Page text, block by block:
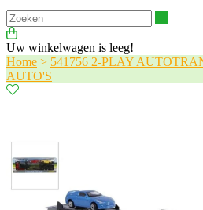
Uw winkelwagen is leeg!
Home > 541756 2-PLAY
AUTO'S